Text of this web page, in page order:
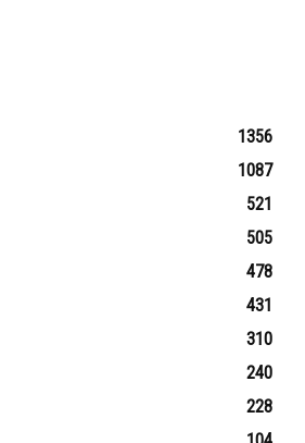
1356
1087
521
505
478
431
310
240
228